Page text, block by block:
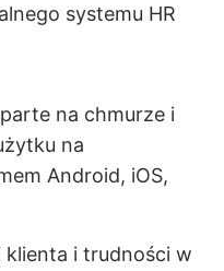
systemu HR
na chmurze i
na
Android, iOS,
klienta i trudności w